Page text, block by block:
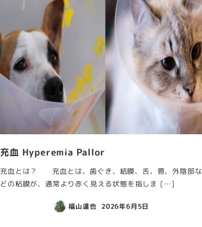
充血 Hyperemia Pallor
充血とは？ 充血とは、歯ぐき、結膜、舌、唇、外陰部な
どの粘膜が、通常より赤く見える状態を指しま […]
福山達也 2026年6月5日